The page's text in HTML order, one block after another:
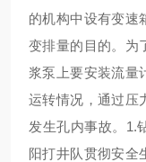
的机构中设有变速
变排量的目的。为
浆泵上要安装流量
运转情况，通过压
发生孔内事故。1.
阳打井队贯彻安全